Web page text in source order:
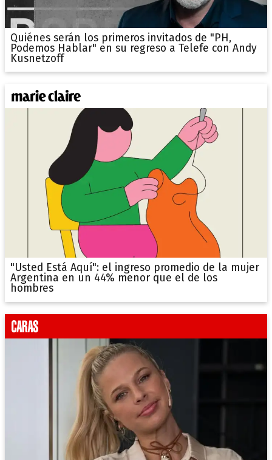
Quiénes serán los primeros invitados de "PH,
Podemos Hablar" en su regreso a Telefe con Andy
Kusnetzoff
"Usted Está Aquí": el ingreso promedio de la mujer
Argentina en un 44% menor que el de los
hombres